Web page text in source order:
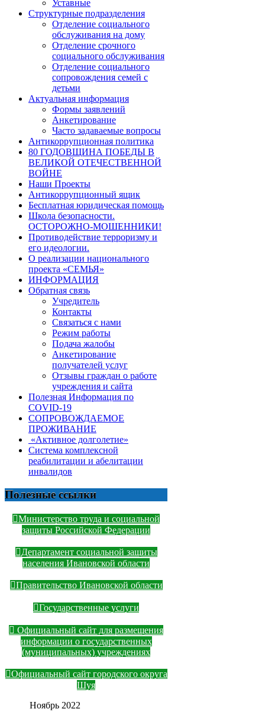
Уставные
Структурные подразделения
Отделение социального
обслуживания на дому
Отделение срочного
социального обслуживания
Отделение социального
сопровождения семей с
детьми
Актуальная информация
Формы заявлений
Анкетирование
Часто задаваемые вопросы
Антикоррупционная политика
80 ГОДОВЩИНА ПОБЕДЫ В
ВЕЛИКОЙ ОТЕЧЕСТВЕННОЙ
ВОЙНЕ
Наши Проекты
Антикоррупционный ящик
Бесплатная юридическая помощь
Школа безопасности.
ОСТОРОЖНО-МОШЕННИКИ!
Противодействие терроризму и
его идеологии.
О реализации национального
проекта «СЕМЬЯ»
ИНФОРМАЦИЯ
Обратная связь
Учредитель
Контакты
Связаться с нами
Режим работы
Подача жалобы
Анкетирование
получателей услуг
Отзывы граждан о работе
учреждения и сайта
Полезная Информация по
COVID-19
СОПРОВОЖДАЕМОЕ
ПРОЖИВАНИЕ
«Активное долголетие»
Система комплексной
реабилитации и абелитации
инвалидов
Полезные ссылки
Министерство труда и социальной
защиты Российской Федерации
Департамент социальной защиты
населения Ивановской области
Правительство Ивановской области
Государственные услуги
Официальный сайт для размещения
информации о государственных
(муниципальных) учреждениях
Официальный сайт городского округа
Шуя
Ноябрь 2022